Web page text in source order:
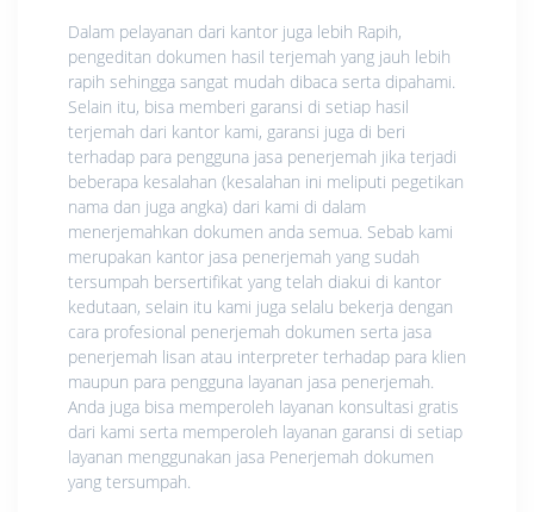
Dalam pelayanan dari kantor juga lebih Rapih,
pengeditan dokumen hasil terjemah yang jauh lebih
rapih sehingga sangat mudah dibaca serta dipahami.
Selain itu, bisa memberi garansi di setiap hasil
terjemah dari kantor kami, garansi juga di beri
terhadap para pengguna jasa penerjemah jika terjadi
beberapa kesalahan (kesalahan ini meliputi pegetikan
nama dan juga angka) dari kami di dalam
menerjemahkan dokumen anda semua. Sebab kami
merupakan kantor jasa penerjemah yang sudah
tersumpah bersertifikat yang telah diakui di kantor
kedutaan, selain itu kami juga selalu bekerja dengan
cara profesional penerjemah dokumen serta jasa
penerjemah lisan atau interpreter terhadap para klien
maupun para pengguna layanan jasa penerjemah.
Anda juga bisa memperoleh layanan konsultasi gratis
dari kami serta memperoleh layanan garansi di setiap
layanan menggunakan jasa Penerjemah dokumen
yang tersumpah.